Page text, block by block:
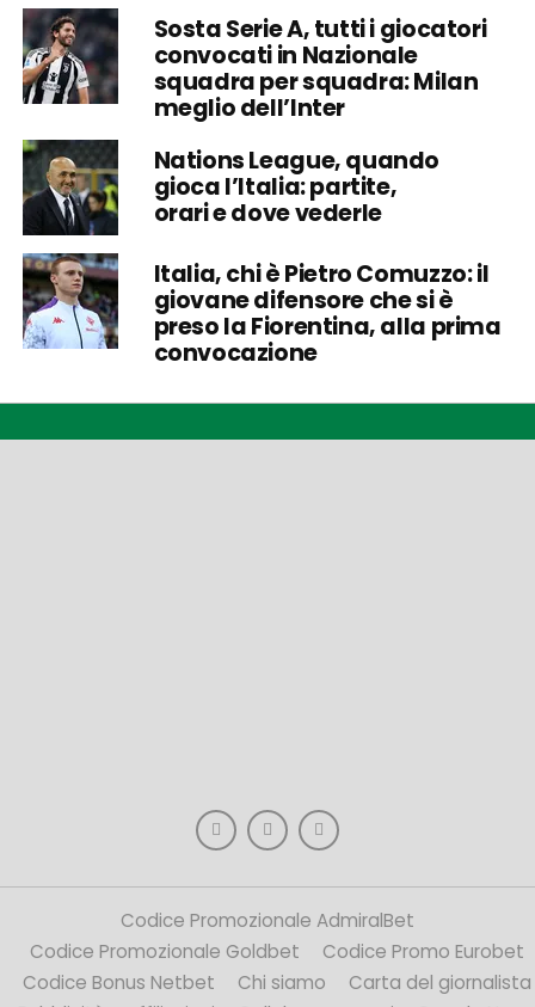
Sosta Serie A, tutti i giocatori
convocati in Nazionale
squadra per squadra: Milan
meglio dell’Inter
Nations League, quando
gioca l’Italia: partite,
orari e dove vederle
Italia, chi è Pietro Comuzzo: il
giovane difensore che si è
preso la Fiorentina, alla prima
convocazione
Codice Promozionale AdmiralBet
Codice Promozionale Goldbet
Codice Promo Eurobet
Codice Bonus Netbet
Chi siamo
Carta del giornalista